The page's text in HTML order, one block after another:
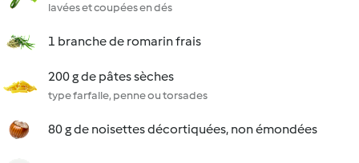
lavées et coupées en dés
1 branche de romarin frais
200 g de pâtes sèches
type farfalle, penne ou torsades
80 g de noisettes décortiquées, non émondées